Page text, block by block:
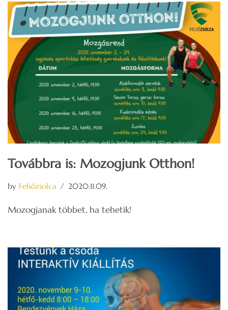
Továbbra is: Mozogjunk Otthon!
by Felsőzsolca 2020.11.09.
Mozogjanak többet, ha tehetik!